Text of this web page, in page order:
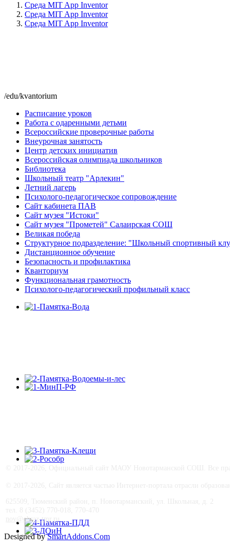
Среда MIT App Inventor
Среда MIT App Inventor
Среда MIT App Inventor
/edu/kvantorium
Расписание уроков
Работа с одаренными детьми
Всероссийские проверочные работы
Внеурочная занятость
Центр детских инициатив
Всероссийская олимпиада школьников
Библиотека
Школьный театр "Арлекин"
Летний лагерь
Психолого-педагогическое сопровождение
Сайт кабинета ПАВ
Сайт музея "Истоки"
Сайт музея "Прометей" Салаирская СОШ
Великая победа
Структурное подразделение: "Школьный спортивный
Дистанционное обучение
Безопасность и профилактика
Кванториум
Функциональная грамотность
Психолого-педагогический профильный класс
nov@obraz-tmr.ru
Designed bySmartAddons.Com